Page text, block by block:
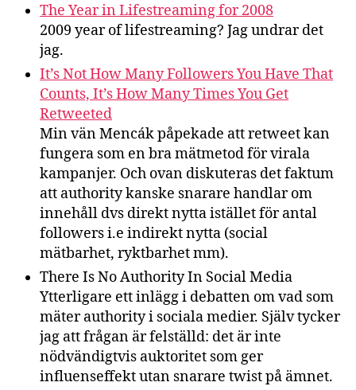
The Year in Lifestreaming for 2008
2009 year of lifestreaming? Jag undrar det
jag.
It’s Not How Many Followers You Have That
Counts, It’s How Many Times You Get
Retweeted
Min vän Mencák påpekade att retweet kan
fungera som en bra mätmetod för virala
kampanjer. Och ovan diskuteras det faktum
att authority kanske snarare handlar om
innehåll dvs direkt nytta istället för antal
followers i.e indirekt nytta (social
mätbarhet, ryktbarhet mm).
There Is No Authority In Social Media
Ytterligare ett inlägg i debatten om vad som
mäter authority i sociala medier. Själv tycker
jag att frågan är felställd: det är inte
nödvändigtvis auktoritet som ger
influenseffekt utan snarare twist på ämnet.